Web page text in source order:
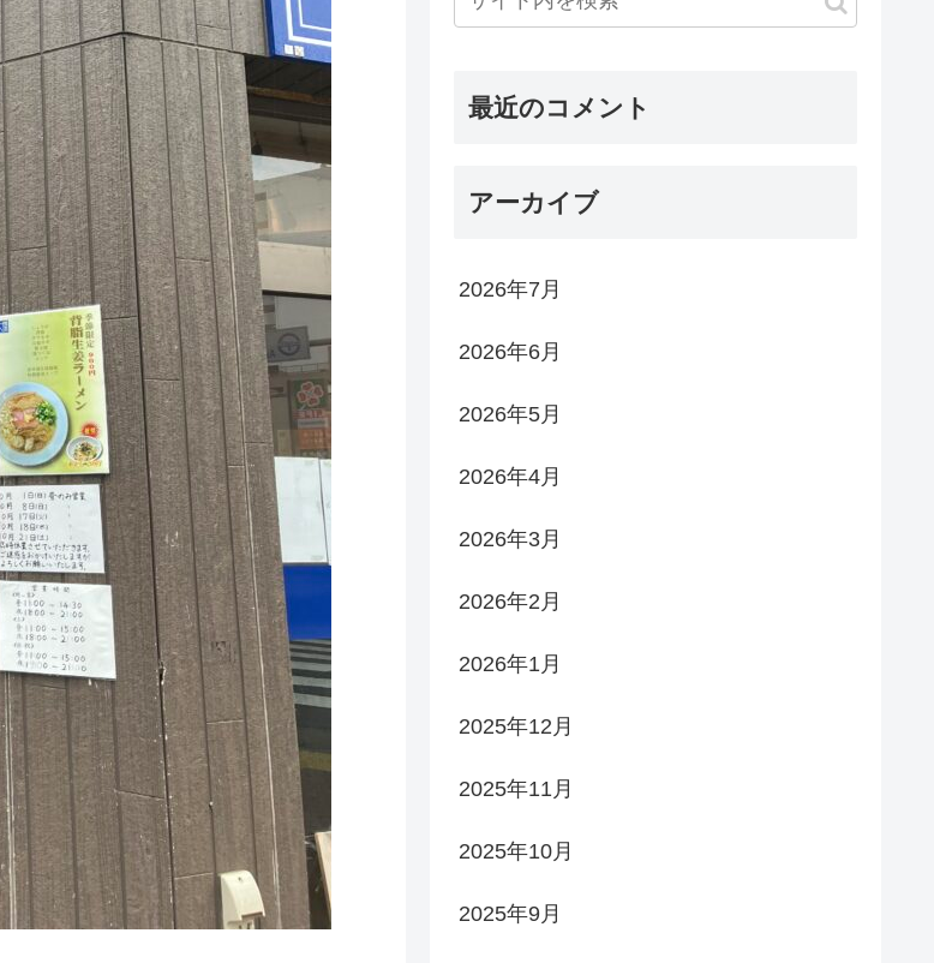
最近のコメント
アーカイブ
2026年7月
2026年6月
2026年5月
2026年4月
2026年3月
2026年2月
2026年1月
2025年12月
2025年11月
2025年10月
2025年9月